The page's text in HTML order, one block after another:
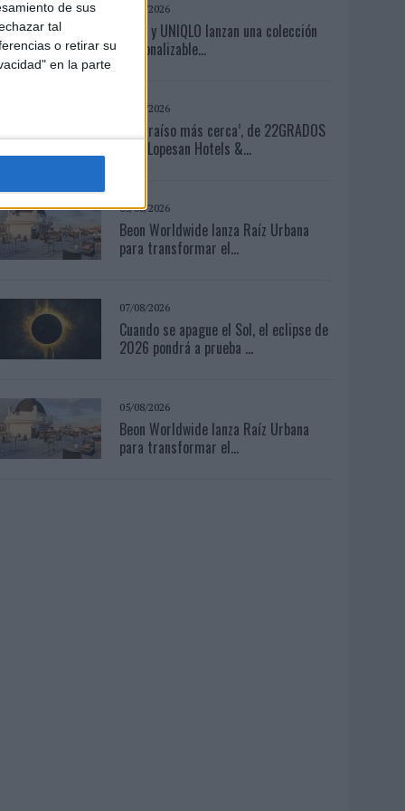
de sus
tal
o retirar su
en la parte
06/08/2026
Frigo y UNIQLO lanzan una colección
personalizable...
04/08/2026
‘El Paraíso más cerca’, de 22GRADOS
para Lopesan Hotels &...
05/08/2026
Beon Worldwide lanza Raíz Urbana
para transformar el...
07/08/2026
Cuando se apague el Sol, el eclipse de
2026 pondrá a prueba ...
05/08/2026
Beon Worldwide lanza Raíz Urbana
para transformar el...